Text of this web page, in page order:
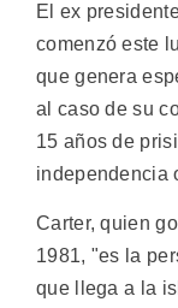
El ex
comenzó este
que genera
al caso de su
15 años de
independencia
Carter, quien
1981, "es la
que llega a la